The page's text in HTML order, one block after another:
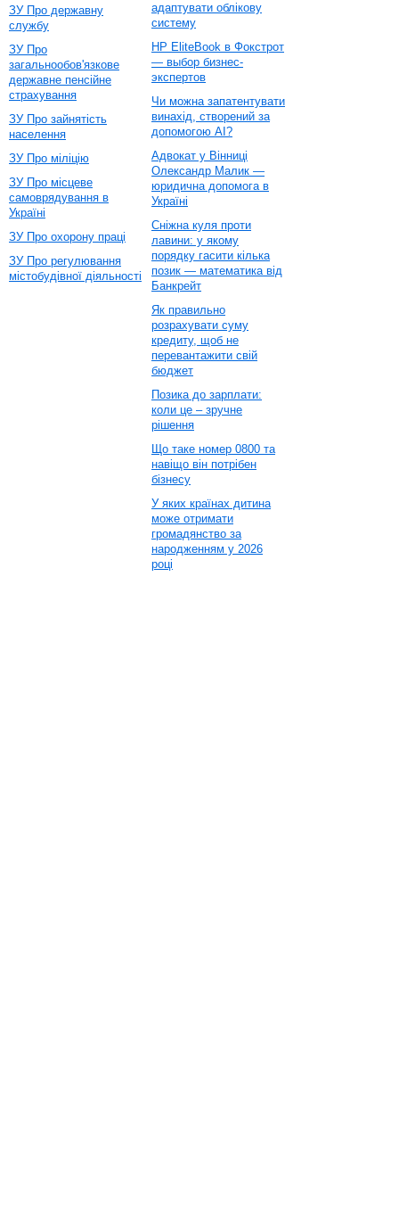
ЗУ Про державну
службу
ЗУ Про
загальнообов'язкове
державне пенсійне
страхування
ЗУ Про зайнятість
населення
ЗУ Про міліцію
ЗУ Про місцеве
самоврядування в
Україні
ЗУ Про охорону праці
ЗУ Про регулювання
містобудівної діяльності
адаптувати облікову
систему
HP EliteBook в Фокстрот
— выбор бизнес-
экспертов
Чи можна запатентувати
винахід, створений за
допомогою AI?
Адвокат у Вінниці
Олександр Малик —
юридична допомога в
Україні
Сніжна куля проти
лавини: у якому
порядку гасити кілька
позик — математика від
Банкрейт
Як правильно
розрахувати суму
кредиту, щоб не
перевантажити свій
бюджет
Позика до зарплати:
коли це – зручне
рішення
Що таке номер 0800 та
навіщо він потрібен
бізнесу
У яких країнах дитина
може отримати
громадянство за
народженням у 2026
році